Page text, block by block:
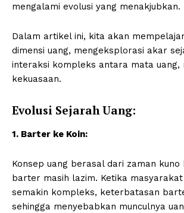
mengalami evolusi yang menakjubkan.
Dalam artikel ini, kita akan
dimensi uang, mengeksplorasi akar
interaksi kompleks antara mata uang,
kekuasaan.
Evolusi Sejarah Uang:
1. Barter ke Koin:
Konsep uang berasal dari zaman
barter masih lazim. Ketika masyarakat
semakin kompleks, keterbatasan
sehingga menyebabkan munculnya